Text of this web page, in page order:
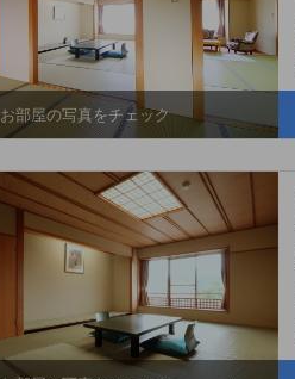
お部屋の写真をチェック